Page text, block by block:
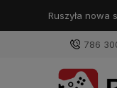
Ruszyła nowa
786